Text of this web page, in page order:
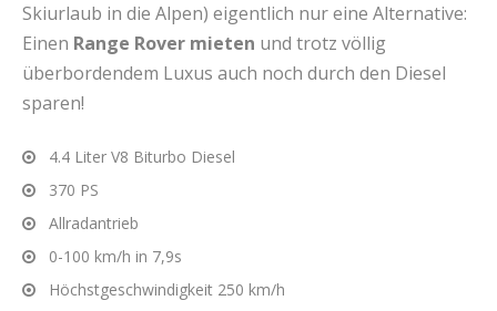
Skiurlaub in die Alpen) eigentlich nur eine Alternative:
Einen Range Rover mieten und trotz völlig
überbordendem Luxus auch noch durch den Diesel
sparen!
4.4 Liter V8 Biturbo Diesel
370 PS
Allradantrieb
0-100 km/h in 7,9s
Höchstgeschwindigkeit 250 km/h